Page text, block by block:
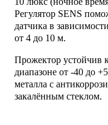
Регулятор SENS
датчика в
от 4 до 10 м.
Прожектор устойчив
диапазоне от -40 до
металла с
закалённым стеклом.